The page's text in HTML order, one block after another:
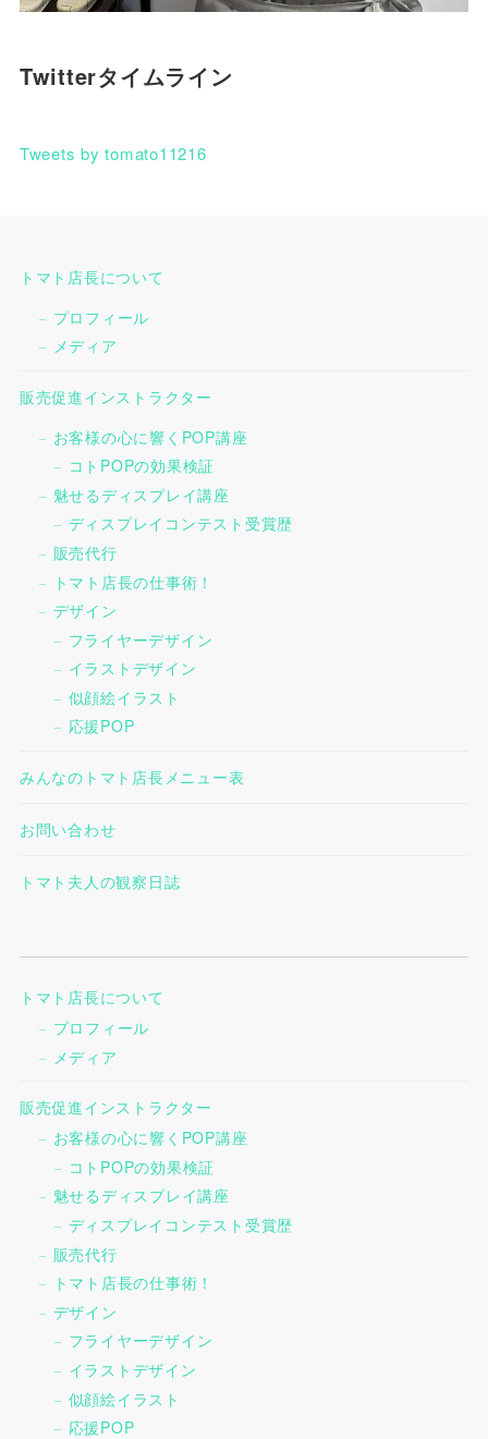
Twitterタイムライン
Tweets by tomato11216
トマト店長について
プロフィール
メディア
販売促進インストラクター
お客様の心に響くPOP講座
コトPOPの効果検証
魅せるディスプレイ講座
ディスプレイコンテスト受賞歴
販売代行
トマト店長の仕事術！
デザイン
フライヤーデザイン
イラストデザイン
似顔絵イラスト
応援POP
みんなのトマト店長メニュー表
お問い合わせ
トマト夫人の観察日誌
トマト店長について
プロフィール
メディア
販売促進インストラクター
お客様の心に響くPOP講座
コトPOPの効果検証
魅せるディスプレイ講座
ディスプレイコンテスト受賞歴
販売代行
トマト店長の仕事術！
デザイン
フライヤーデザイン
イラストデザイン
似顔絵イラスト
応援POP